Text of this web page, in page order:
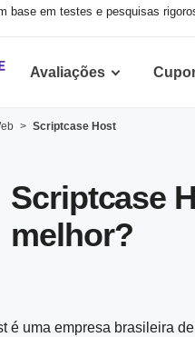
base em testes e pesquisas
Avaliações
> Scriptcase Host
Scriptcase
melhor?
é uma empresa brasileira